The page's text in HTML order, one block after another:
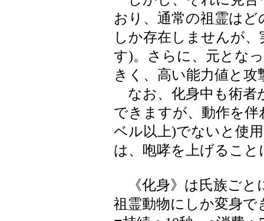
おり、通常の祖霊はど
しか存在しませんが
す)。さらに、元とな
きく、高い能力値と
なお、化身中も術者
できますが、動作を
ベル以上)でないと使
は、咆哮を上げるこ
《化身》は氏族ごと
祖霊動物にしか変身で